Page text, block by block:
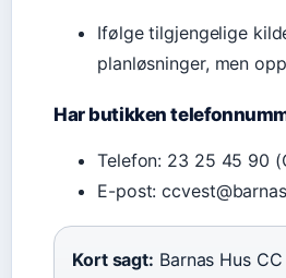
Ifølge tilgjengelige
planløsninger, men
Har butikken
Telefon: 23 25 45 90
E-post:
Kort sagt: Barnas Hus